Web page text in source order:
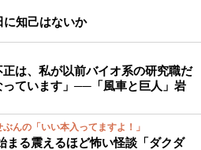
に知己はないか
正は、私が以前バイオ系の研究職だ
っています」──「風車と巨人」岩
んの「いい本入ってますよ！」
まる震えるほど怖い怪談「ダクダ